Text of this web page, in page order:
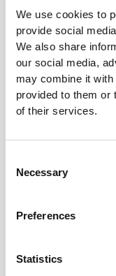
We use cookies to
provide social
We also share
our social media,
may combine it with
provided to them or
of their services.
Selection
Necessary
Preferences
Statistics
Ειδικά
απομάκρυνσης
πλεξίματος